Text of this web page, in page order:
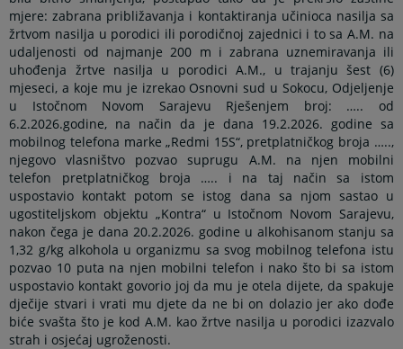
mjere: zabrana približavanja i kontaktiranja učinioca nasilja sa
žrtvom nasilja u porodici ili porodičnoj zajednici i to sa A.M. na
udaljenosti od najmanje 200 m i zabrana uznemiravanja ili
uhođenja žrtve nasilja u porodici A.M., u trajanju šest (6)
mjeseci, a koje mu je izrekao Osnovni sud u Sokocu, Odjeljenje
u Istočnom Novom Sarajevu Rješenjem broj: ….. od
6.2.2026.godine, na način da je dana 19.2.2026. godine sa
mobilnog telefona marke „Redmi 15S“, pretplatničkog broja …..,
njegovo vlasništvo pozvao suprugu A.M. na njen mobilni
telefon pretplatničkog broja ….. i na taj način sa istom
uspostavio kontakt potom se istog dana sa njom sastao u
ugostiteljskom objektu „Kontra“ u Istočnom Novom Sarajevu,
nakon čega je dana 20.2.2026. godine u alkohisanom stanju sa
1,32 g/kg alkohola u organizmu sa svog mobilnog telefona istu
pozvao 10 puta na njen mobilni telefon i nako što bi sa istom
uspostavio kontakt govorio joj da mu je otela dijete, da spakuje
dječije stvari i vrati mu djete da ne bi on dolazio jer ako dođe
biće svašta što je kod A.M. kao žrtve nasilja u porodici izazvalo
strah i osjećaj ugroženosti.